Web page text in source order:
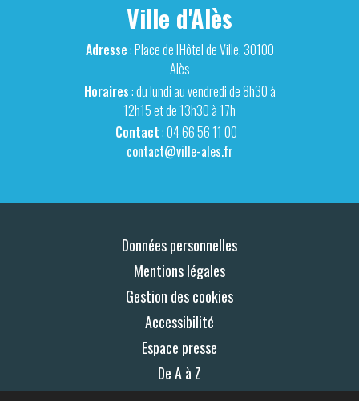
Ville d'Alès
Adresse: Place de l'Hôtel de Ville, 30100
Alès
Horaires: du lundi au vendredi de 8h30 à
12h15 et de 13h30 à 17h
Contact: 04 66 56 11 00 -
contact@ville-ales.fr
Données personnelles
Mentions légales
Gestion des cookies
Accessibilité
Espace presse
De A à Z